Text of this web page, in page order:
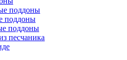
поддоны
поддоны
поддоны
песчаника